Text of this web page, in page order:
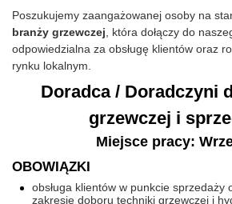
Poszukujemy zaangażowanej osoby na
branży grzewczej , która dołączy do
odpowiedzialna za obsługę klientów oraz
rynku lokalnym.
Doradca / Doradczyni
grzewczej i
Miejsce pracy:
OBOWIĄZKI
obsługa klientów w punkcie sprzedaży
zakresie doboru techniki grzewczej i